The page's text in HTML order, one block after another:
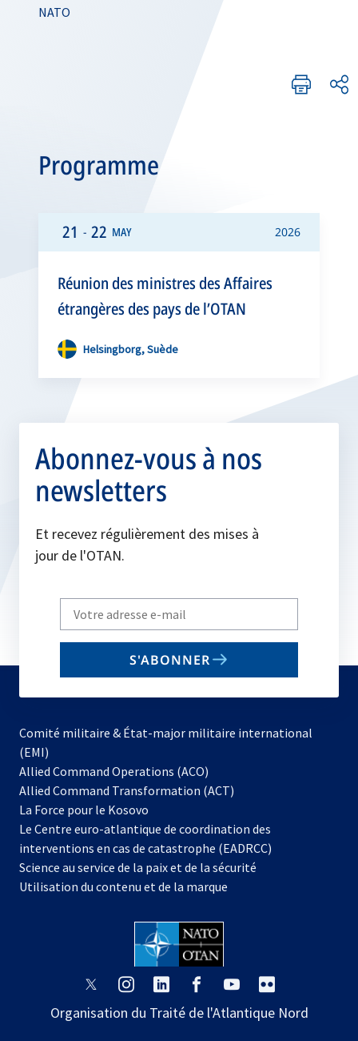
NATO
Programme
21 - 22 MAY 2026
Réunion des ministres des Affaires
étrangères des pays de l’OTAN
Helsingborg, Suède
Abonnez-vous à nos
newsletters
Et recevez régulièrement des mises à
jour de l'OTAN.
Write
your
email
S'ABONNER
Comité militaire & État-major militaire international
(EMI)
Allied Command Operations (ACO)
dans
nouvel
onglet
Allied Command Transformation (ACT)
La Force pour le Kosovo
dans
un
nouvel
onglet
Le Centre euro-atlantique de coordination des
interventions en cas de catastrophe (EADRCC)
Science au service de la paix et de la sécurité
Utilisation du contenu et de la marque
s’ouvre
un
s’ouvre
un
s’ouvre
un
s’ouvre
un
s’ouvre
un
un
Organisation du Traité de l'Atlantique Nord